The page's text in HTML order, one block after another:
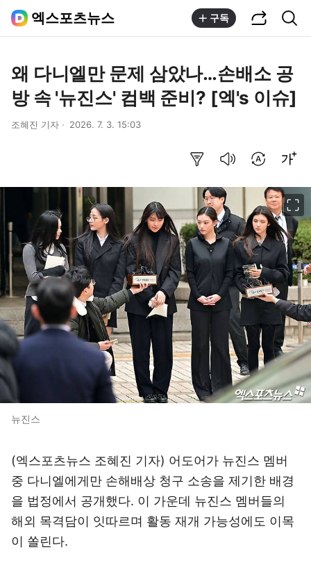
엑스포츠뉴스 구독
왜 다니엘만 문제 삼았나…손배소 공
방 속 '뉴진스' 컴백 준비? [엑's 이슈]
조혜진 기자 2026. 7. 3. 15:03
뉴진스
(엑스포츠뉴스 조혜진 기자) 어도어가 뉴진스 멤버
중 다니엘에게만 손해배상 청구 소송을 제기한 배경
을 법정에서 공개했다. 이 가운데 뉴진스 멤버들의
해외 목격담이 잇따르며 활동 재개 가능성에도 이목
이 쏠린다.